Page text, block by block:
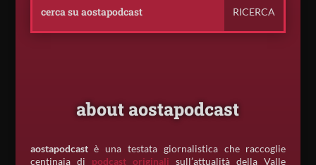
about aostapodcast
aostapodcastè una testata giornalistica che raccoglie
centinaia di podcast originali sull’attualità della Valle